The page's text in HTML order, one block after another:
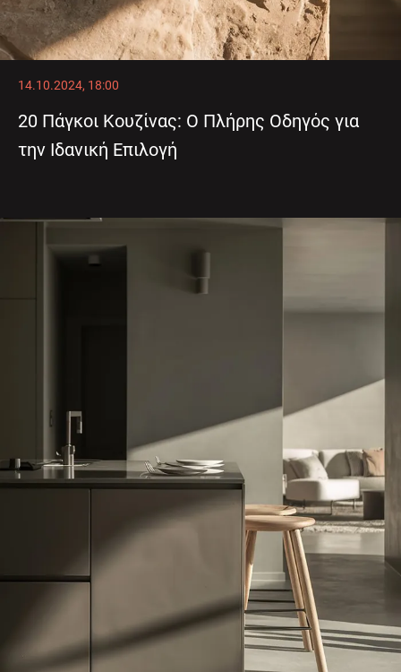
14.10.2024, 18:00
20 Πάγκοι Κουζίνας: Ο Πλήρης Οδηγός για
την Ιδανική Επιλογή